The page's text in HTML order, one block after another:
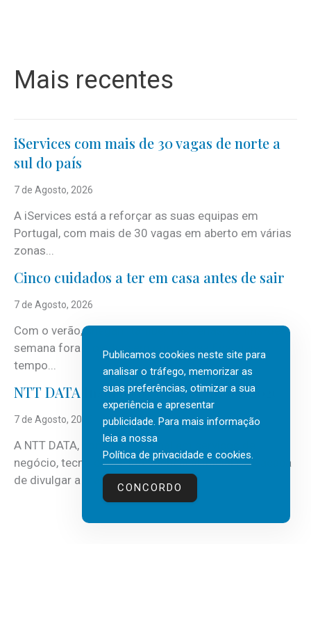
Mais recentes
iServices com mais de 30 vagas de norte a
sul do país
7 de Agosto, 2026
A iServices está a reforçar as suas equipas em
Portugal, com mais de 30 vagas em aberto em várias
zonas...
Cinco cuidados a ter em casa antes de sair
7 de Agosto, 2026
Com o verão, chegam também as férias, os fins-de-
semana fora e os dias em que a casa fica mais
tempo...
NTT DATA Insurtech Global Outlook 2026
7 de Agosto, 2026
A NTT DATA, consultora global em serviços de
negócio, tecnologia e inteligência artificial (IA), acaba
de divulgar a mais recente...
Publicamos cookies neste site para
analisar o tráfego, memorizar as
suas preferências, otimizar a sua
experiência e apresentar
publicidade. Para mais informação
leia a nossa
Política de privacidade e cookies.
CONCORDO